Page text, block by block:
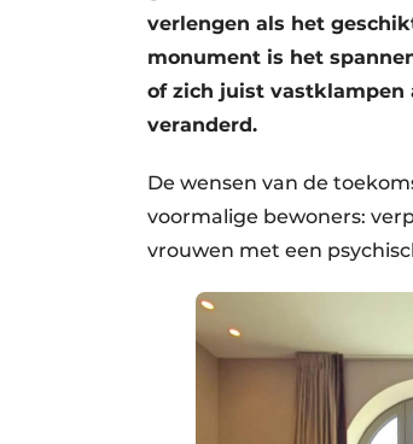
verlengen als het
monument is het
of zich juist vastklampen
veranderd.
De wensen van de
voormalige bewoners:
vrouwen met een